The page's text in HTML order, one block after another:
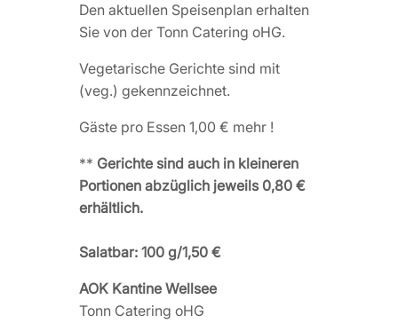
Den aktuellen Speisenplan erhalten
Sie von der Tonn Catering oHG.
Vegetarische Gerichte sind mit
(veg.) gekennzeichnet.
Gäste pro Essen 1,00 € mehr !
** Gerichte sind auch in kleineren
Portionen abzüglich jeweils 0,80 €
erhältlich.
Salatbar: 100 g/1,50 €
AOK Kantine Wellsee
Tonn Catering oHG